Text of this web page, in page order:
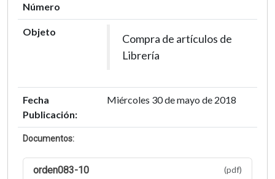
Número
Objeto
Compra de artículos de
Librería
Fecha
Publicación:
Miércoles 30 de mayo de 2018
Documentos:
orden083-10 (pdf)